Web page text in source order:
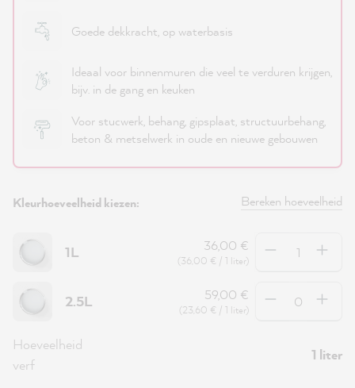
Goede dekkracht, op waterbasis
Ideaal voor binnenmuren die veel te verduren krijgen,
bijv. in de gang en keuken
Voor stucwerk, behang, gipsplaat, structuurbehang,
beton & metselwerk in oude en nieuwe gebouwen
Kleurhoeveelheid kiezen: Bereken hoeveelheid
1L 36,00 €
(36,00 € / 1 liter)
Hoeveelheid
2.5L 59,00 €
(23,60 € / 1 liter)
Hoeveelheid
Hoeveelheid
verf
1 liter